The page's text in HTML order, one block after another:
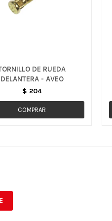
DE RUEDA
DELANTERA - AVEO
$ 204